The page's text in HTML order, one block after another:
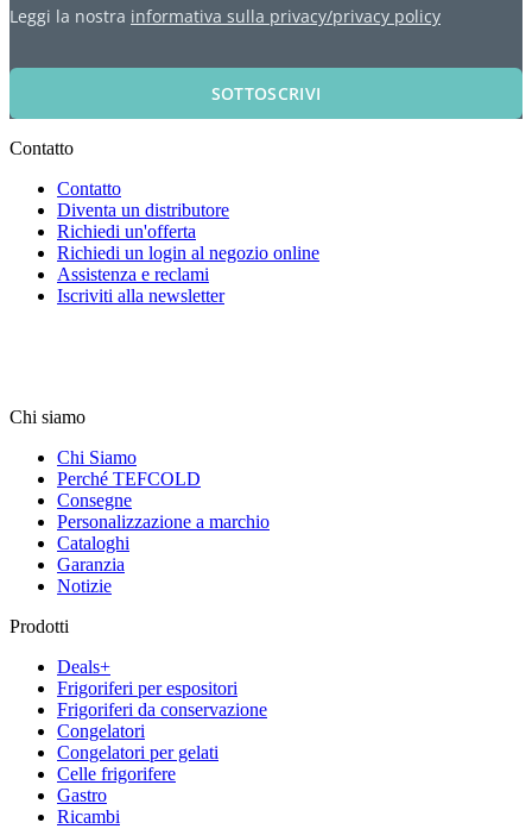
Leggi la nostra informativa sulla privacy/privacy policy
SOTTOSCRIVI
Contatto
Contatto
Diventa un distributore
Richiedi un'offerta
Richiedi un login al negozio online
Assistenza e reclami
Iscriviti alla newsletter
Chi siamo
Chi Siamo
Perché TEFCOLD
Consegne
Personalizzazione a marchio
Cataloghi
Garanzia
Notizie
Prodotti
Deals+
Frigoriferi per espositori
Frigoriferi da conservazione
Congelatori
Congelatori per gelati
Celle frigorifere
Gastro
Ricambi